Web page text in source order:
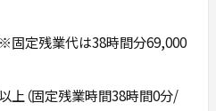
※固定残業代は38時間分69,000
上（固定残業時間38時間0分/